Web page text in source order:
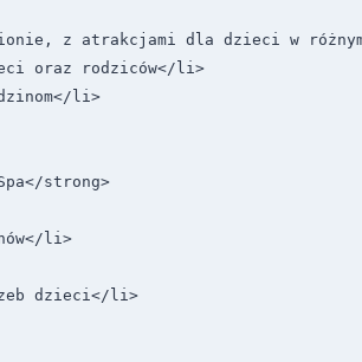
z atrakcjami dla dzieci w
oraz rodziców</li>
li>
strong>
li>
dzieci</li>